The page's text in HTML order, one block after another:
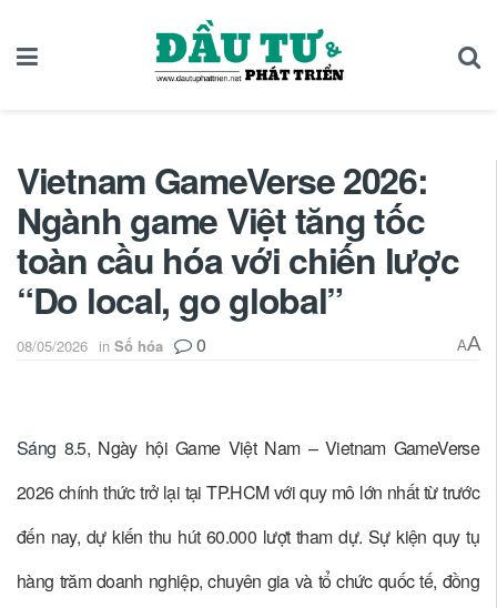
Vietnam GameVerse 2026:
Ngành game Việt tăng tốc
toàn cầu hóa với chiến lược
“Do local, go global”
08/05/2026 in Số hóa 0 AA
Sáng 8.5, Ngày hội Game Việt Nam – Vietnam GameVerse
2026 chính thức trở lại tại TP.HCM với quy mô lớn nhất từ trước
đến nay, dự kiến thu hút 60.000 lượt tham dự. Sự kiện quy tụ
hàng trăm doanh nghiệp, chuyên gia và tổ chức quốc tế, đồng